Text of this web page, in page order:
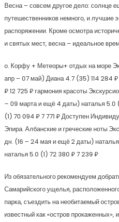
Весна – совсем другое дело: солнце
путешественников немного, и лучшие
распоряжении. Кроме осмотра
и святых мест, весна – идеальное
о. Корфу + Метеоры+ отдых на море
апр – 07 май) Диана 4.7 (35) 114 284 ₽
₽12 725 ₽ гармония красоты
– 09 марта и ещё 4 даты) наталья 5.0
(1) 70 094 ₽7 771 ₽Доступен
Эпира. Албанские и греческие ноты
дн. (16 – 24 мая и ещё 2 даты)
наталья 5.0 (1) 72 380 ₽7 239 ₽
Из обязательного рекомендуем
Самарийского ущелья,
парка, съездить на необитаемый
известный как «остров прокаженных»,